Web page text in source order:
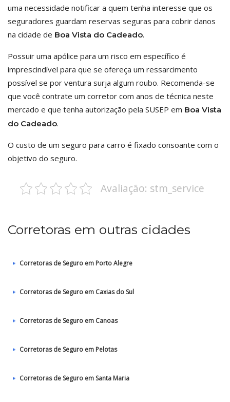
uma necessidade notificar a quem tenha interesse que os
seguradores guardam reservas seguras para cobrir danos
na cidade de Boa Vista do Cadeado.
Possuir uma apólice para um risco em específico é
imprescindível para que se ofereça um ressarcimento
possível se por ventura surja algum roubo. Recomenda-se
que você contrate um corretor com anos de técnica neste
mercado e que tenha autorização pela SUSEP em Boa Vista
do Cadeado.
O custo de um seguro para carro é fixado consoante com o
objetivo do seguro.
Avaliação: stm_service
Corretoras em outras cidades
Corretoras de Seguro em Porto Alegre
Corretoras de Seguro em Caxias do Sul
Corretoras de Seguro em Canoas
Corretoras de Seguro em Pelotas
Corretoras de Seguro em Santa Maria